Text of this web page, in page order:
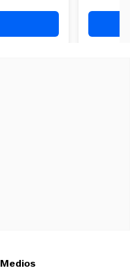
Medios